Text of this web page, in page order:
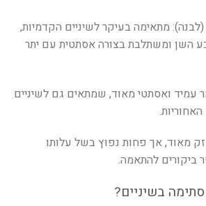
מתאימה בעיקר לשיניים הקדמיות,
השן ומשתלבת בצורה אסתטית עם יתר
עמיד ואסתטי מאוד, שמתאים גם לשיניים
מאוד, אך פחות נפוץ בשל עלותו
ביקורים להתאמה.
בשיניים?